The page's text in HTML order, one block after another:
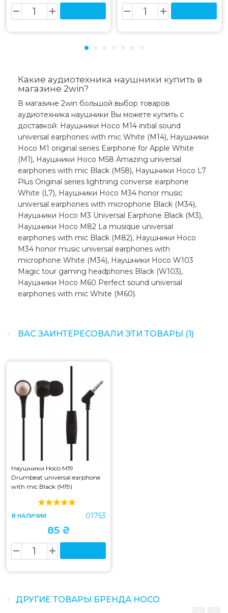
Какие аудиотехника наушники купить в
магазине 2win?
В магазине 2win большой выбор товаров.
аудиотехника наушники Вы можете купить с
доставкой: Наушники Hoco M14 initial sound
universal earphones with mic White (M14), Наушники
Hoco M1 original series Earphone for Apple White
(M1), Наушники Hoco M58 Amazing universal
earphones with mic Black (M58), Наушники Hoco L7
Plus Original series lightning converse earphone
White (L7), Наушники Hoco M34 honor music
universal earphones with microphone Black (M34),
Наушники Hoco M3 Universal Earphone Black (M3),
Наушники Hoco M82 La musique universal
earphones with mic Black (M82), Наушники Hoco
M34 honor music universal earphones with
microphone White (M34), Наушники Hoco W103
Magic tour gaming headphones Black (W103),
Наушники Hoco M60 Perfect sound universal
earphones with mic White (M60).
ВАС ЗАИНТЕРЕСОВАЛИ ЭТИ ТОВАРЫ (1)
Наушники Hoco M19
Drumbeat universal earphone
with mic Black (M19)
В НАЛИЧИИ 01753
85 ₴
ДРУГИЕ ТОВАРЫ БРЕНДА HOCO